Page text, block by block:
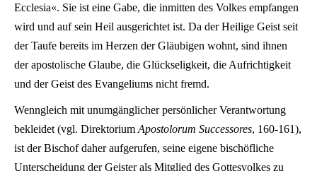
Ecclesia«. Sie ist eine Gabe, die inmitten des Volkes empfangen
wird und auf sein Heil ausgerichtet ist. Da der Heilige Geist seit
der Taufe bereits im Herzen der Gläubigen wohnt, sind ihnen
der apostolische Glaube, die Glückseligkeit, die Aufrichtigkeit
und der Geist des Evangeliums nicht fremd.
Wenngleich mit unumgänglicher persönlicher Verantwortung
bekleidet (vgl. Direktorium Apostolorum Successores, 160-161),
ist der Bischof daher aufgerufen, seine eigene bischöfliche
Unterscheidung der Geister als Mitglied des Gottesvolkes zu